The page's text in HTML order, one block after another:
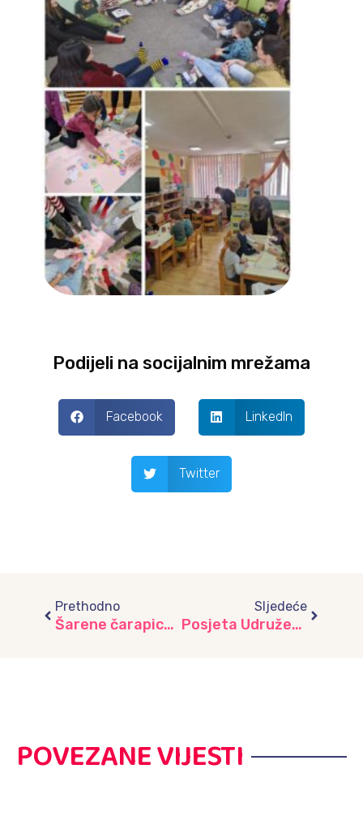
Podijeli na socijalnim mrežama
Facebook LinkedIn
Twitter
Prethodno
Šarene čarapice za veliko srce, vrtić “Bajka”
Sljedeće
Posjeta Udruženju “Dobro djelo”, vrtić “Dječiji grad”
POVEZANE VIJESTI